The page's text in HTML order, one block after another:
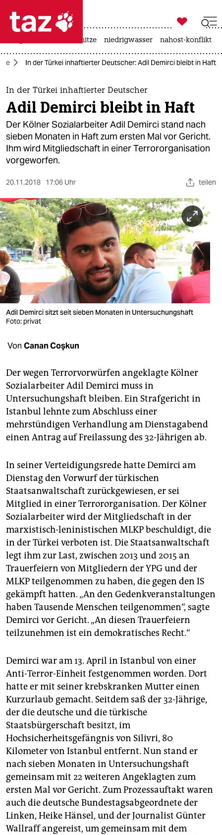
 taz zahl ich
taz zahl ich
themen
politik
öko
gesellschaft
kultur
sport
berlin
nord
wahrheit
verlag
verlag
shop
fragen & hilfe
unterstützen
abo
genossenschaft

taz zahl ich
hitze niedrigwasser nahost-konflikt
In der Türkei inhaftierter Deutscher: Adil Demirci bleibt in Haft
In der Türkei inhaftierter Deutscher
Adil Demirci bleibt in Haft
Der Kölner Sozialarbeiter Adil Demirci stand nach
sieben Monaten in Haft zum ersten Mal vor Gericht.
Ihm wird Mitgliedschaft in einer Terrororganisation
vorgeworfen.
20.11.2018 17:06 Uhr teilen
Adil Demirci sitzt seit sieben Monaten in Untersuchungshaft
Foto: privat
Von Canan Coşkun
Der wegen Terrorvorwürfen angeklagte Kölner
Sozialarbeiter Adil Demirci muss in
Untersuchungshaft bleiben. Ein Strafgericht in
Istanbul lehnte zum Abschluss einer
mehrstündigen Verhandlung am Dienstagabend
einen Antrag auf Freilassung des 32-Jährigen ab.
In seiner Verteidigungsrede hatte Demirci am
Dienstag den Vorwurf der türkischen
Staatsanwaltschaft zurückgewiesen, er sei
Mitglied in einer Terrororganisation. Der Kölner
Sozialarbeiter wird der Mitgliedschaft in der
marxistisch-leninistischen MLKP beschuldigt, die
in der Türkei verboten ist. Die Staatsanwaltschaft
legt ihm zur Last, zwischen 2013 und 2015 an
Trauerfeiern von Mitgliedern der YPG und der
MLKP teilgenommen zu haben, die gegen den IS
gekämpft hatten. „An den Gedenkveranstaltungen
haben Tausende Menschen teilgenommen“, sagte
Demirci vor Gericht. „An diesen Trauerfeiern
teilzunehmen ist ein demokratisches Recht.“
Demirci war am 13. April in Istanbul von einer
Anti-Terror-Einheit festgenommen worden. Dort
hatte er mit seiner krebskranken Mutter einen
Kurzurlaub gemacht. Seitdem saß der 32-Jährige,
der die deutsche und die türkische
Staatsbürgerschaft besitzt, im
Hochsicherheitsgefängnis von Silivri, 80
Kilometer von Istanbul entfernt. Nun stand er
nach sieben Monaten in Untersuchungshaft
gemeinsam mit 22 weiteren Angeklagten zum
ersten Mal vor Gericht. Zum Prozessauftakt waren
auch die deutsche Bundestagsabgeordnete der
Linken, Heike Hänsel, und der Journalist Günter
Wallraff angereist, um gemeinsam mit dem